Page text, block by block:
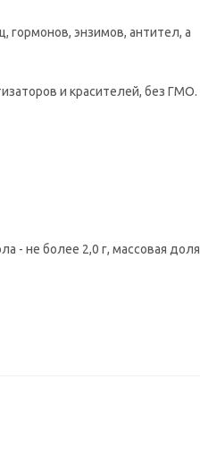
энзимов, антител, а
и красителей, без ГМО.
- не более 2,0 г, массовая доля